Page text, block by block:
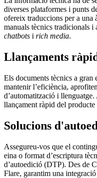
diverses plataformes i punts
ofereix traduccions per a una
manuals tècnics tradicionals i
chatbots i rich media.
Llançaments
Els documents tècnics a gran
mantenir l’eficiència,
d’automatització i
llançament ràpid del
Solucions
Assegureu-vos que el
eina o format d’escriptura
d’autoedició (DTP). Des de
Flare, garantim una